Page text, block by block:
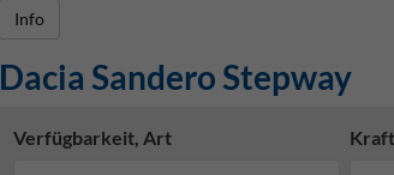
Info
Dacia Sandero Stepway
Verfügbarkeit, Art